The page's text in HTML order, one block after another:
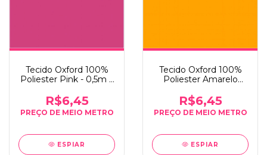
Tecido Oxford 100%
Poliester Pink - 0,5m x
R$6,45
ESPIAR
Tecido Oxford 100%
Poliester Amarelo
R$6,45
ESPIAR